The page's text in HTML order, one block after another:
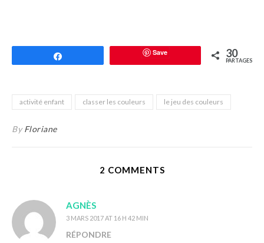
Save 30
PARTAGES
activité enfant classer les couleurs le jeu des couleurs
ByFloriane
2 COMMENTS
AGNÈS
3 MARS 2017 AT 16 H 42 MIN
RÉPONDRE